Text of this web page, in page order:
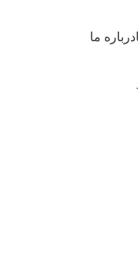
درباره ما